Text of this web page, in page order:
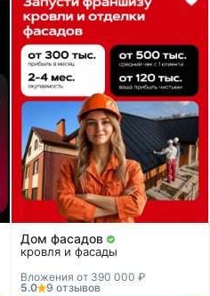
Дом фасадов
кровля и фасады
Вложения от 390 000 ₽
5.0
9 отзывов